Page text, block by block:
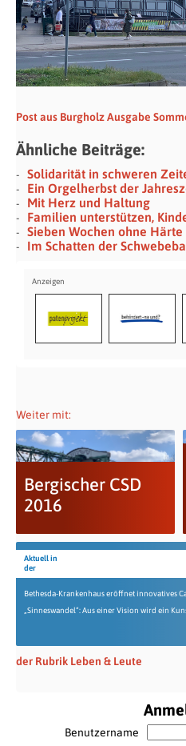
Post aus Burgholz Ausgabe
Ähnliche Beiträge:
Solidarität in schweren
Ein Orgelherbst der
Mit Herz und Haltung
Familien unterstützen,
Sieben Wochen ohne Härte
Im Schatten der
Weiter mit:
Bergischer CSD
2016
Aktuell in
der
Bethesda-Krankenhaus eröffnet innovatives
„Sinneswandel“: Aus einer Vision wird ein
der Rubrik Leben & Leute
Benutzername